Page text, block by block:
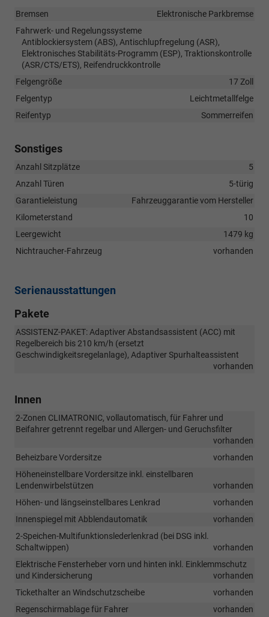
Bremsen
Elektronische Parkbremse
Fahrwerk- und Regelungssysteme
Antiblockiersystem (ABS), Antischlupfregelung (ASR),
Elektronisches Stabilitäts-Programm (ESP), Traktionskontrolle
(ASR/CTS/ETS), Reifendruckkontrolle
Felgengröße
17 Zoll
Felgentyp
Leichtmetallfelge
Reifentyp
Sommerreifen
Sonstiges
Anzahl Sitzplätze
5
Anzahl Türen
5-türig
Garantieleistung
Fahrzeuggarantie vom Hersteller
Kilometerstand
10
Leergewicht
1479 kg
Nichtraucher-Fahrzeug
vorhanden
Serienausstattungen
Pakete
ASSISTENZ-PAKET: Adaptiver Abstandsassistent (ACC) mit
Regelbereich bis 210 km/h (ersetzt
Geschwindigkeitsregelanlage), Adaptiver Spurhalteassistent
vorhanden
Innen
2-Zonen CLIMATRONIC, vollautomatisch, für Fahrer und
Beifahrer getrennt regelbar und Allergen- und Geruchsfilter
vorhanden
Beheizbare Vordersitze
vorhanden
Höheneinstellbare Vordersitze inkl. einstellbaren
Lendenwirbelstützen
vorhanden
Höhen- und längseinstellbares Lenkrad
vorhanden
Innenspiegel mit Abblendautomatik
vorhanden
2-Speichen-Multifunktionslederlenkrad (bei DSG inkl.
Schaltwippen)
vorhanden
Elektrische Fensterheber vorn und hinten inkl. Einklemmschutz
und Kindersicherung
vorhanden
Tickethalter an Windschutzscheibe
vorhanden
Regenschirmablage für Fahrer
vorhanden